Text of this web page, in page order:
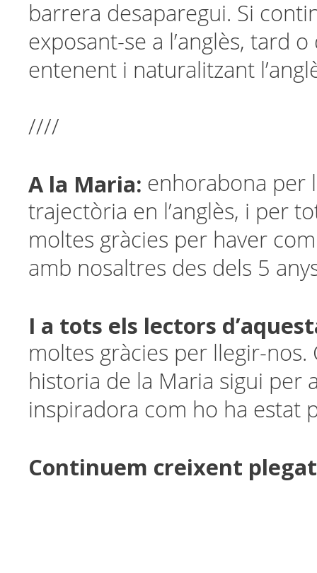
barrera desaparegui. Si
exposant-se a l’anglès, tard o
entenent i naturalitzant
////
A la Maria: enhorabona per
trajectòria en l’anglès, i per
moltes gràcies per haver
amb nosaltres des dels 5
I a tots els lectors
moltes gràcies per llegir-nos.
historia de la Maria sigui per
inspiradora com ho ha estat
Continuem creixent